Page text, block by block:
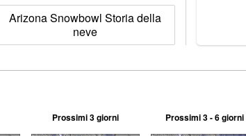
Arizona Snowbowl Storia della
neve
Prossimi 3 giorni Prossimi 3 - 6 giorni